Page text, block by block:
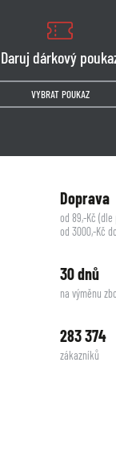
Daruj dárkový
VYBRAT POUKAZ
Doprava
od 89,-Kč
od 3000,-Kč
30 dnů
na výměnu
283 374
zákazníků